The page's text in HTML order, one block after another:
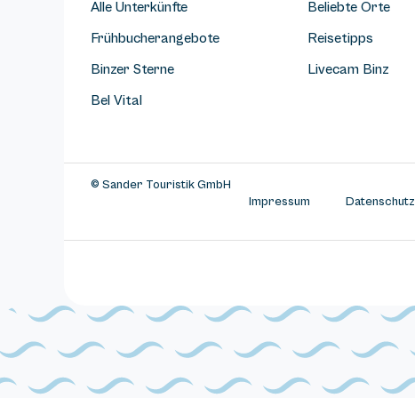
Alle Unterkünfte
Frühbucherangebote
Binzer Sterne
Bel Vital
Beliebte Orte
Reisetipps
Livecam Binz
© Sander Touristik GmbH
Impressum
Datenschutz